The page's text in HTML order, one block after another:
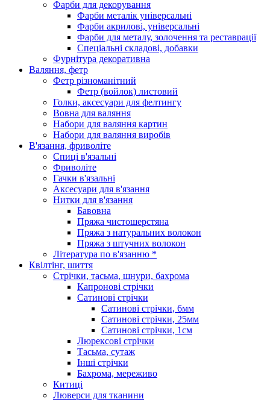
Фарби для декорування
Фарби металік універсальні
Фарби акрилові, універсальні
Фарби для металу, золочення та реставрації
Спеціальні складові, добавки
Фурнітура декоративна
Валяння, фетр
Фетр різноманітний
Фетр (войлок) листовий
Голки, аксесуари для фелтингу
Вовна для валяння
Набори для валяння картин
Набори для валяння виробів
В'язання, фриволіте
Спиці в'язальні
Фриволіте
Гачки в'язальні
Аксесуари для в'язання
Нитки для в'язання
Бавовна
Пряжа чистошерстяна
Пряжа з натуральних волокон
Пряжа з штучних волокон
Література по в'язанню *
Квілтінг, шиття
Стрічки, тасьма, шнури, бахрома
Капронові стрічки
Сатинові стрічки
Сатинові стрічки, 6мм
Сатинові стрічки, 25мм
Сатинові стрічки, 1см
Люрексові стрічки
Тасьма, сутаж
Інші стрічки
Бахрома, мереживо
Китиці
Люверси для тканини